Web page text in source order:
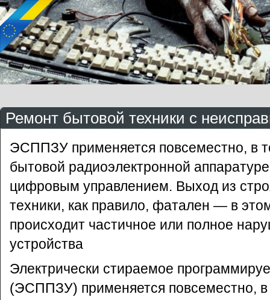
Ремонт бытовой техники с
ЭСППЗУ применяется повсеместно, в
бытовой радиоэлектронной
цифровым управлением. Выход из
техники, как правило, фатален — в
происходит частичное или полное
устройства
Электрически стираемое
(ЭСППЗУ) применяется повсеместно, в